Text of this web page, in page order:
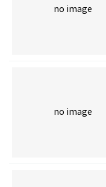
no image
no image